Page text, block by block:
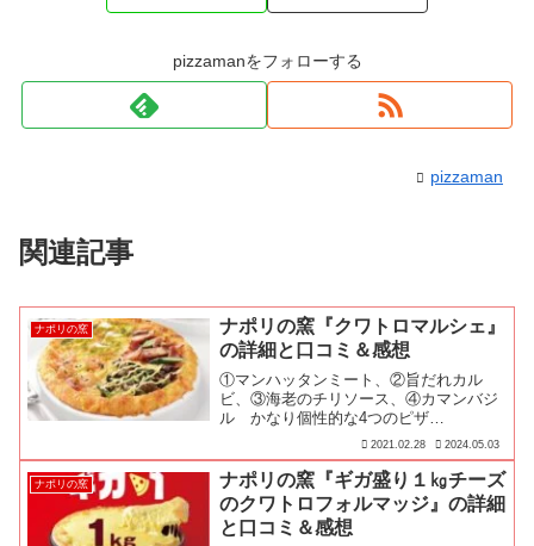
pizzamanをフォローする
pizzaman
関連記事
ナポリの窯
ナポリの窯『クワトロマルシェ』
の詳細と口コミ＆感想
①マンハッタンミート、②旨だれカル
ビ、③海老のチリソース、④カマンバジ
ル かなり個性的な4つのピザ…
2021.02.28 2024.05.03
ナポリの窯
ナポリの窯『ギガ盛り１㎏チーズ
のクワトロフォルマッジ』の詳細
と口コミ＆感想